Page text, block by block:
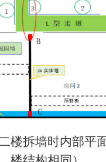
楼拆墙时内部平